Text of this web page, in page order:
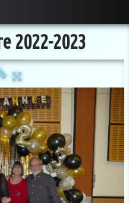
2022-2023